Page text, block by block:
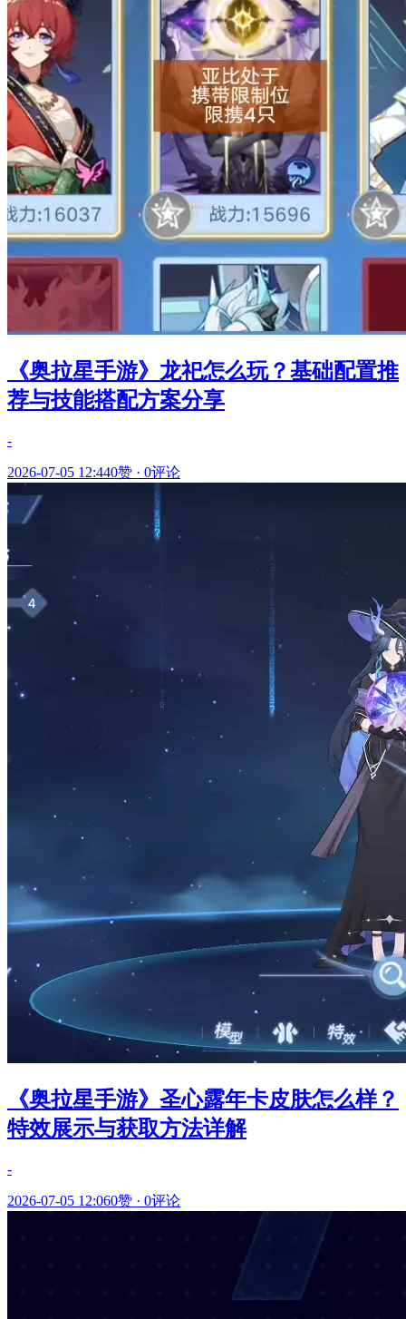
《奥拉星手游》龙祀怎么玩？基础配置推
荐与技能搭配方案分享
-
2026-07-05 12:440赞 · 0评论
《奥拉星手游》圣心露年卡皮肤怎么样？
特效展示与获取方法详解
-
2026-07-05 12:060赞 · 0评论